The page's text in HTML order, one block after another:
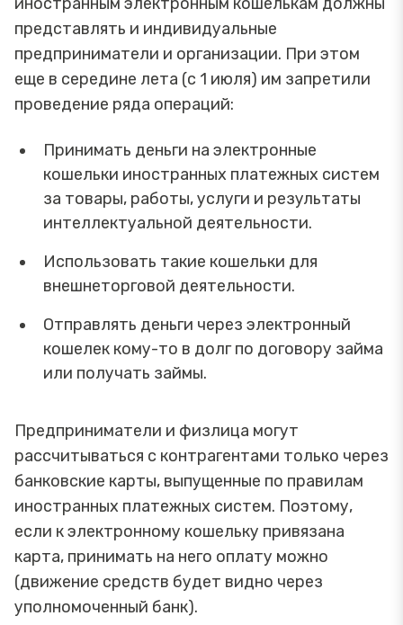
представлять и индивидуальные
предприниматели и организации. При этом
еще в середине лета (с 1 июля) им запретили
проведение ряда операций:
Принимать деньги на электронные
кошельки иностранных платежных систем
за товары, работы, услуги и результаты
интеллектуальной деятельности.
Использовать такие кошельки для
внешнеторговой деятельности.
Отправлять деньги через электронный
кошелек кому-то в долг по договору займа
или получать займы.
Предприниматели и физлица могут
рассчитываться с контрагентами только через
банковские карты, выпущенные по правилам
иностранных платежных систем. Поэтому,
если к электронному кошельку привязана
карта, принимать на него оплату можно
(движение средств будет видно через
уполномоченный банк).